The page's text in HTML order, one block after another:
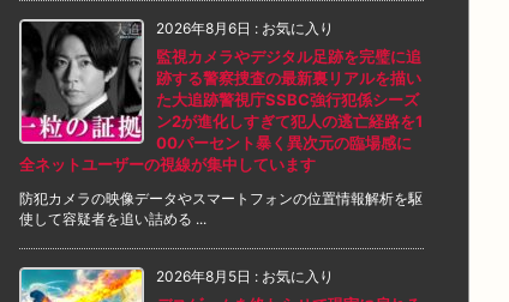
2026年8月6日 : お気に入り
監視カメラやデジタル足跡を完璧に追
跡する警察捜査の最新裏リアルを描い
た大追跡警視庁SSBC強行犯係シーズ
ン2が進化しすぎて犯人の逃亡経路を1
00パーセント暴く異次元の臨場感に
全ネットユーザーの視線が集中しています
防犯カメラの映像データやスマートフォンの位置情報解析を駆
使して容疑者を追い詰める ...
2026年8月5日 : お気に入り